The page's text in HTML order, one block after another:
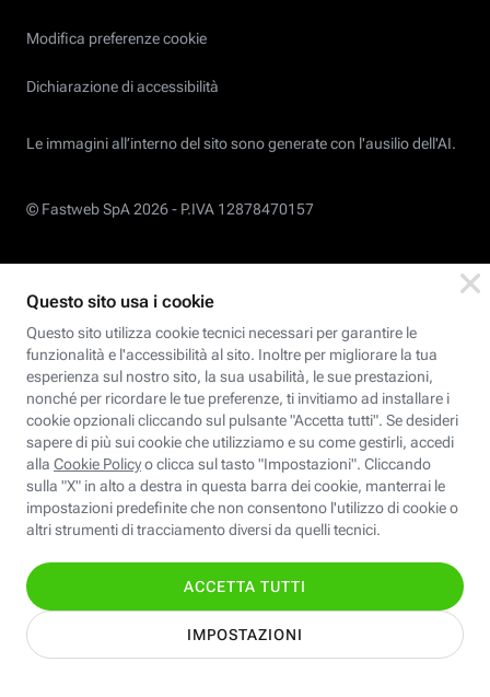
Modifica preferenze cookie
Dichiarazione di accessibilità
Le immagini all’interno del sito sono generate con l'ausilio dell'AI.
© Fastweb SpA 2026 - P.IVA 12878470157